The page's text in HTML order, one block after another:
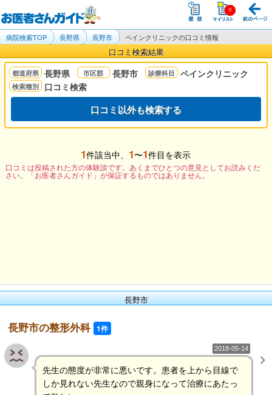
病院検索TOP 長野県 長野市 ペインクリニックの口コミ情報
口コミ検索結果
長野県 長野市
ペインクリニック
口コミ検索
口コミ以外も検索する
1件該当中、 1〜1件目を表示
口コミは投稿された方の体験談です。あくまでひとつの意見としてお読みくだ
さい。「お医者さんガイド」が保証するものではありません。
長野市
長野市の整形外科 1件
2018-05-14
先生の態度が非常に悪いです。患者を上から目線で
しか見れない先生なので親身になって治療にあたっ